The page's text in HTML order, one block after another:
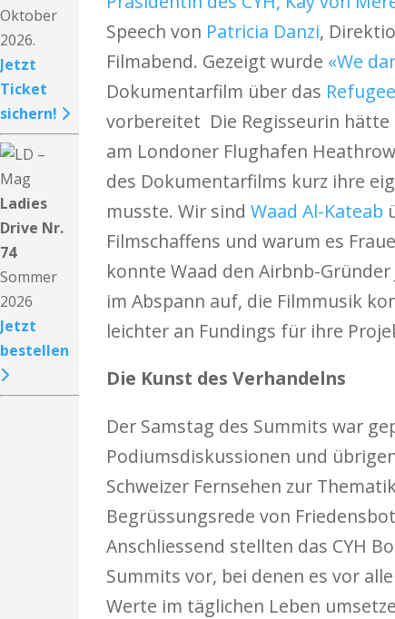
Oktober
2026.
Jetzt
Ticket
sichern!
Ladies
Drive Nr.
74
Sommer
2026
Jetzt
bestellen
Speech von Patricia Danzi,
Filmabend. Gezeigt wurde «We
Dokumentarfilm über das
vorbereitet Die Regisseurin hätte
am Londoner Flughafen
des Dokumentarfilms kurz ihre
musste. Wir sind Waad Al-Kateab
Filmschaffens und warum es
konnte Waad den Airbnb-Gründer
im Abspann auf, die Filmmusik
leichter an Fundings für ihre
Die Kunst des Verhandelns
Der Samstag des Summits war
Podiumsdiskussionen und
Schweizer Fernsehen zur
Begrüssungsrede von
Anschliessend stellten das CYH
Summits vor, bei denen es vor
Werte im täglichen Leben